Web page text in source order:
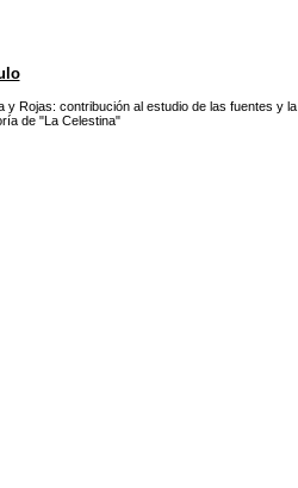
y Rojas: contribución al estudio de las fuentes y la
de "La Celestina"